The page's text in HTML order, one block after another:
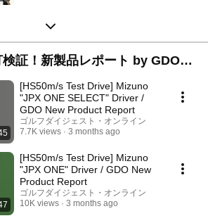
証！新製品レポート by GDO編
[HS50m/s Test Drive] Mizuno
"JPX ONE SELECT" Driver /
GDO New Product Report
ゴルフダイジェスト・オンライン
7.7K views
3 months ago
[HS50m/s Test Drive] Mizuno
"JPX ONE" Driver / GDO New
Product Report
ゴルフダイジェスト・オンライン
10K views
3 months ago